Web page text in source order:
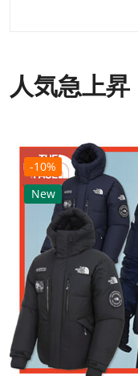
人気急上昇
-10%
New